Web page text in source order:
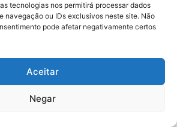
tecnologias nos permitirá processar dados
navegação ou IDs exclusivos neste site. Não
pode afetar negativamente certos
Aceitar
Negar